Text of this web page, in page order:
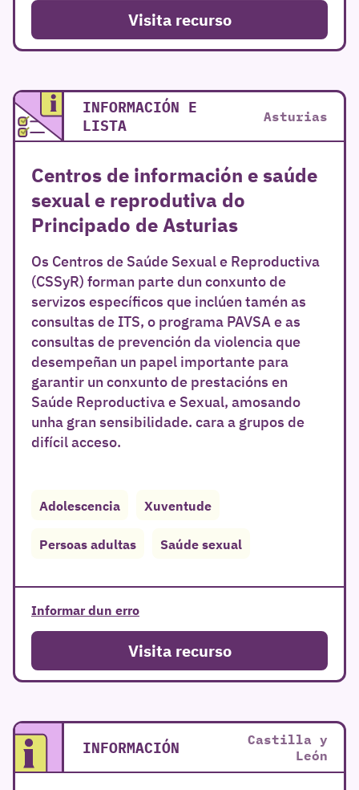
Visita recurso
INFORMACIÓN E
LISTA
Asturias
Centros de información e saúde
sexual e reprodutiva do
Principado de Asturias
Os Centros de Saúde Sexual e Reproductiva
(CSSyR) forman parte dun conxunto de
servizos específicos que inclúen tamén as
consultas de ITS, o programa PAVSA e as
consultas de prevención da violencia que
desempeñan un papel importante para
garantir un conxunto de prestacións en
Saúde Reproductiva e Sexual, amosando
unha gran sensibilidade. cara a grupos de
difícil acceso.
Adolescencia Xuventude
Persoas adultas Saúde sexual
Informar dun erro
Visita recurso
INFORMACIÓN
Castilla y
León